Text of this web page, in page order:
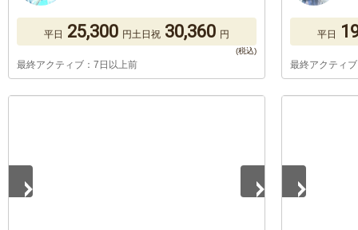
平日 25,300 円土日祝 30,360 円
最終アクティブ：7日以上前
平日
最終アクティ